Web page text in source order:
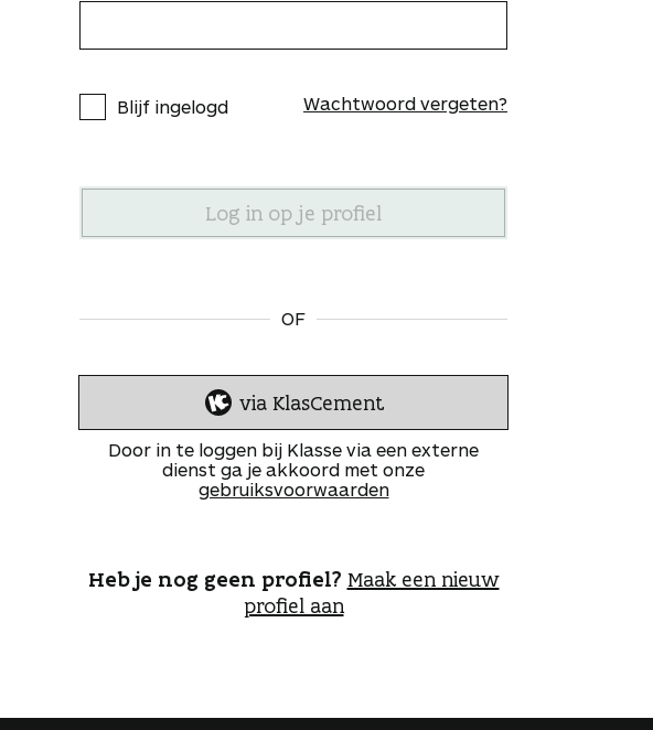
Blijf ingelogd Wachtwoord vergeten?
OF
I
n
l
o
e
n
via KlasCement
Door in te loggen bij Klasse via een externe
dienst ga je akkoord met onze
gebruiksvoorwaarden
Heb je nog geen profiel? Maak een nieuw
profiel aan